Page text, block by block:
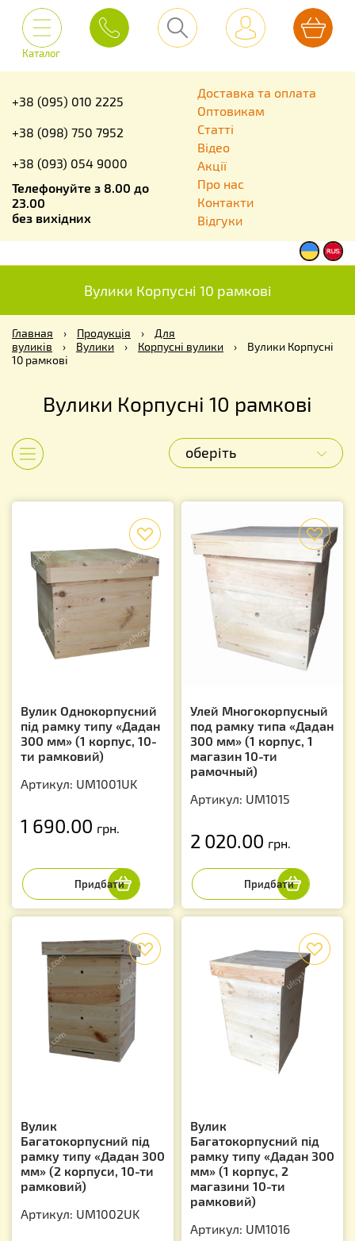
Каталог
+38 (095) 010 2225
+38 (098) 750 7952
+38 (093) 054 9000
Телефонуйте з 8.00 до
23.00
без вихідних
Доставка та оплата
Оптовикам
Статті
Відео
Акції
Про нас
Контакти
Відгуки
Вулики Корпусні 10 рамкові
Главная › Продукція ›
Для
вуликів
› Вулики › Корпусні вулики ›
Вулики Корпусні
10 рамкові
Вулики Корпусні 10 рамкові
оберіть
Вулик Однокорпусний
під рамку типу «Дадан
300 мм» (1 корпус, 10-
ти рамковий)
Артикул: UM1001UK
1 690.00 грн.
Улей Многокорпусный
под рамку типа «Дадан
300 мм» (1 корпус, 1
магазин 10-ти
рамочный)
Артикул: UM1015
2 020.00 грн.
Вулик
Багатокорпусний під
рамку типу «Дадан 300
мм» (2 корпуси, 10-ти
рамковий)
Артикул: UM1002UK
Вулик
Багатокорпусний під
рамку типу «Дадан 300
мм» (1 корпус, 2
магазини 10-ти
рамковий)
Артикул: UM1016